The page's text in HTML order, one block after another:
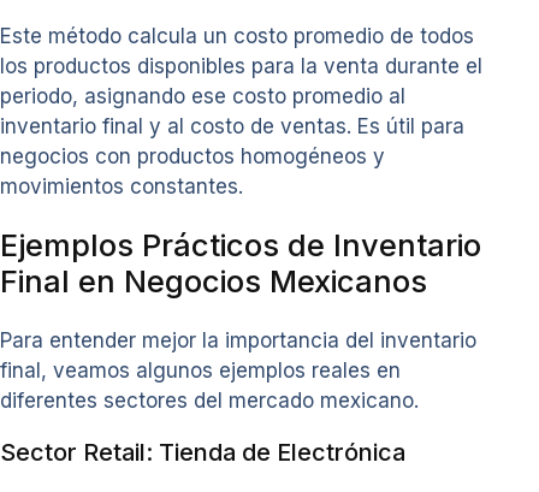
Este método calcula un costo promedio de todos
los productos disponibles para la venta durante el
periodo, asignando ese costo promedio al
inventario final y al costo de ventas. Es útil para
negocios con productos homogéneos y
movimientos constantes.
Ejemplos Prácticos de Inventario
Final en Negocios Mexicanos
Para entender mejor la importancia del inventario
final, veamos algunos ejemplos reales en
diferentes sectores del mercado mexicano.
Sector Retail: Tienda de Electrónica